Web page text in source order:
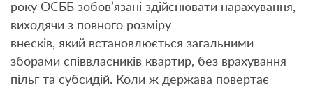
року ОСББ зобов’язані здійснювати нарахування,
виходячи з повного розміру
внесків, який встановлюється загальними
зборами співвласників квартир, без врахування
пільг та субсидій. Коли ж держава повертає